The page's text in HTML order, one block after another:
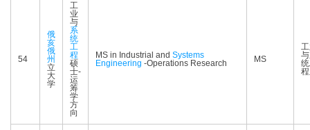
54
俄
亥
俄
州
立
大
学
工
业
与
系
统
工
程
硕
士-
运
筹
学
方
向
MS in Industrial and Systems
Engineering -Operations Research MS